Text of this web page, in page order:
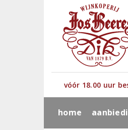
vóór 18.00 uur
home